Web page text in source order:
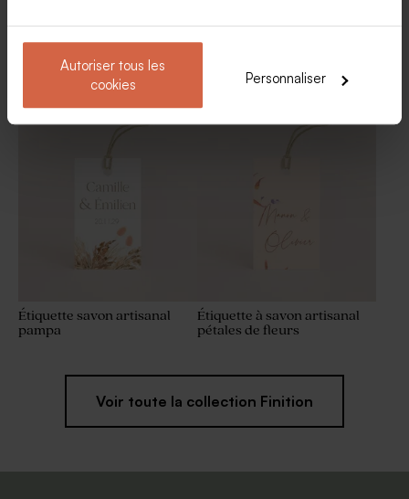
Autoriser tous les
cookies
Personnaliser
Faire part mariage
Faire part mariage pochette
Etiquette personnalisée
mariage en bois
palais bohème
Étiquette savon artisanal
pampa
Étiquette à savon artisanal
pétales de fleurs
Voir toute la collection Finition